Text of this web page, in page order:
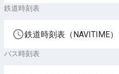
鉄道時刻表
鉄道時刻表（NAVITIME）
バス時刻表